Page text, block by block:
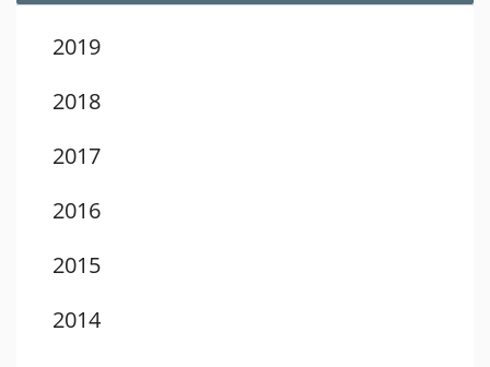
2019
2018
2017
2016
2015
2014